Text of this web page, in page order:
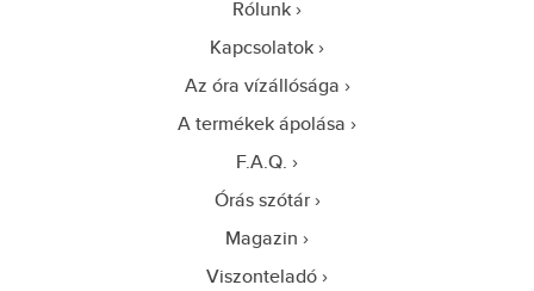
Rólunk
Kapcsolatok
Az óra vízállósága
A termékek ápolása
F.A.Q.
Órás szótár
Magazin
Viszonteladó